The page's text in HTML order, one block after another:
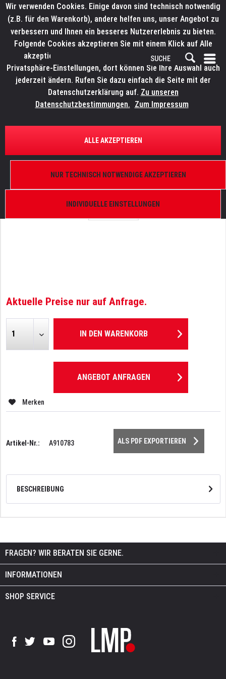
ÜBERSICHT ERSATZTEILE
ELATION 9900010061
Aktuelle Preise nur auf Anfrage.
IN DEN WARENKORB
ANGEBOT ANFRAGEN
Merken
Artikel-Nr.: A910783 ALS PDF EXPORTIEREN
BESCHREIBUNG
FRAGEN? WIR BERATEN SIE GERNE.
INFORMATIONEN
SHOP SERVICE
Wir verwenden Cookies. Einige davon sind technisch notwendig
(z.B. für den Warenkorb), andere helfen uns, unser Angebot zu
verbessern und Ihnen ein besseres Nutzererlebnis zu bieten.
Folgende Cookies akzeptieren Sie mit einem Klick auf Alle
akzeptieren. Weitere Informationen finden Sie in den
Privatsphäre-Einstellungen, dort können Sie Ihre Auswahl auch
jederzeit ändern. Rufen Sie dazu einfach die Seite mit der
Datenschutzerklärung auf. Zu unseren
Datenschutzbestimmungen. Zum Impressum
INDIVIDUELLE EINSTELLUNGEN
NUR TECHNISCH NOTWENDIGE AKZEPTIEREN
ALLE AKZEPTIEREN